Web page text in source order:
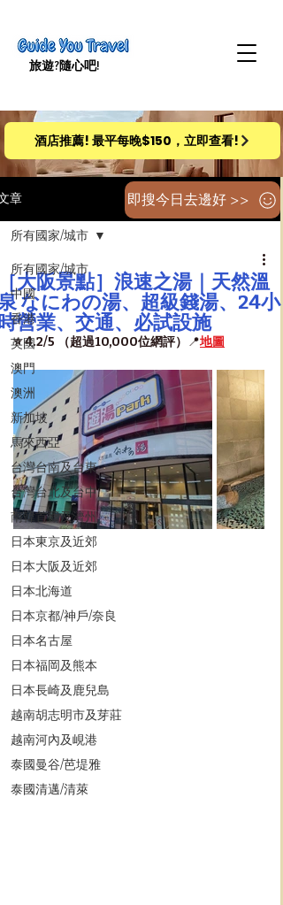
旅遊​?隨心吧!
酒店推薦! 最平每晚$150，立即查看!
章
所有國家/城市
中國
香港
英國
澳門
澳洲
新加坡
馬來西亞
台灣台南及台東
台灣台北及台中
南韓首爾及濟州
日本東京及近郊
日本大阪及近郊
日本北海道
日本京都/神戶/奈良
日本名古屋
日本福岡及熊本
日本長崎及鹿兒島
越南胡志明市及芽莊
越南河內及峴港
泰國曼谷/芭堤雅
泰國清邁/清萊
所有國家/城市
大阪景點］浪速之湯｜天然溫
なにわの湯、超級錢湯、24小
營業、交通、必試設施
⭐️ 4.2/5 （超過10,000位網評） 📍地圖
即搜今日去邊好 >>